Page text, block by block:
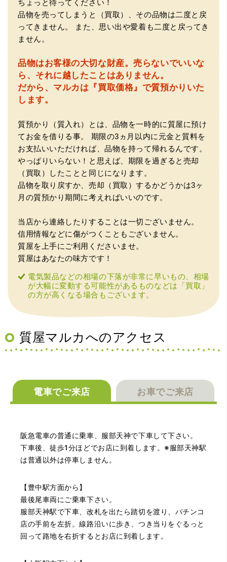
（大阪府門真市）他店ではメール見積もりの時点で数千
円〜1万程度の見積もりでしたが、こちらのメールでの見積
もりは倍以上ちがうので利用させて頂きました。 対応も丁
寧で良かったです。
（大阪市東淀川区）出来るだけ安く買取られるのかな…?と
いう不安が最初は有りましたが、面倒な営業トークも一切
（兵庫県宝塚市）預かって頂くときに持っていた方の宝石
も見て頂く事が出き、購入した商品の価値をいろいろ教え
何かあった時にはこちらでお願いしたいと思いました。
した。質屋さんはわりと利用して(主に中古品の購入)慣れて
いましたが、今までの質屋さんとは全く違う、とても良い
印象でした。何度でも伺いたくなりました。この度は、本
当にありがとうございました。
（豊中市西泉丘）初めて利用しましたが、とても親切丁寧
ちょっと待ってください！
品物を売ってしまうと（買取）、その品物は二度と戻
ってきません。
また、思い出や愛着も二度と戻ってき
ません。
品物はお客様の大切な財産。売らないでいいな
ら、それに越したことはありません。
だから、マルカは『買取価格』で質預かりいた
します。
質預かり（質入れ）とは、品物を一時的に質屋に預け
てお金を借りる事。
期限の3ヵ月以内に元金と質料を
お支払いいただければ、品物を持って帰れるんです。
やっぱりいらない！と思えば、期限を過ぎると売却
（買取）したことと同じになります。
品物を取り戻すか、売却（買取）するかどうかは3ヶ
月の質預かり期間に考えればいいのです。
当店から連絡したりすることは一切ございません。
信用情報などに傷がつくこともございません。
質屋を上手にご利用くださいませ。
質屋はあなたの味方です！
電気製品などの相場の下落が非常に早いもの、相場
が大幅に変動する可能性があるものなどは「買取」
の方が高くなる場合もございます。
質屋マルカへのアクセス
電車でご来店 お車でご来店
阪急電車の普通に乗車、服部天神で下車して下さい。
下車後、徒歩1分ほどでお店に到着します。※服部天神駅
は普通以外は停車しません。
【豊中駅方面から】
最後尾車両にご乗車下さい。
服部天神駅で下車、改札を出たら踏切を渡り、パチンコ
店の手前を左折。線路沿いに歩き、つき当りをぐるっと
回って路地を右折するとお店に到着します。